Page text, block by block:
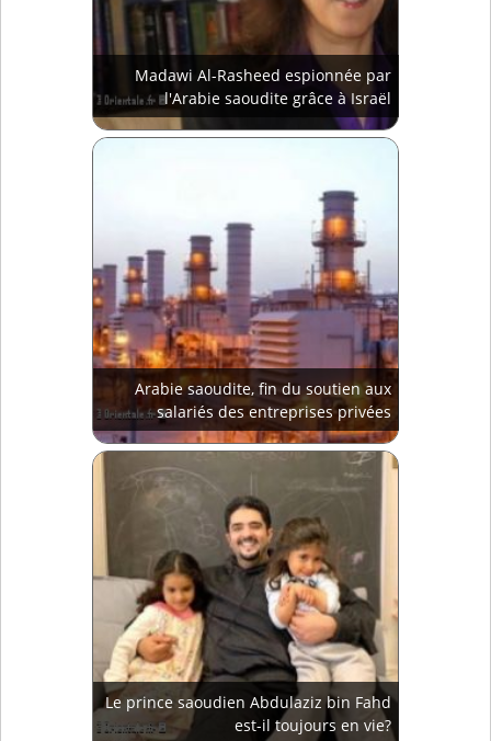
Madawi Al-Rasheed espionnée par
l'Arabie saoudite grâce à Israël
Arabie saoudite, fin du soutien aux
salariés des entreprises privées
Le prince saoudien Abdulaziz bin Fahd
est-il toujours en vie?